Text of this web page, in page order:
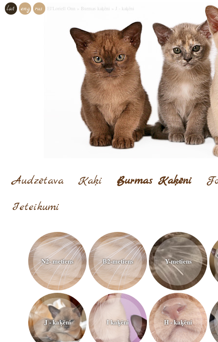
lat eng rus El'Loriell Onn Burmas kaķēni J - kaķēni
Audzētava Kaķi Burmas Kaķēni
Ieteikumi
N2- metiens B2-metiens Y-metiens
J - kaķēni I kaķēni H - kaķēni